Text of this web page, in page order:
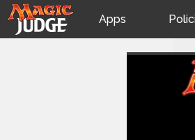
Apps
JudgeAppsSkip